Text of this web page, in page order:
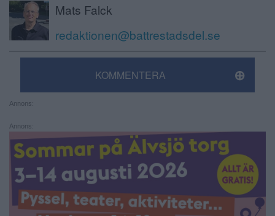
Mats Falck
redaktionen@battrestadsdel.se
KOMMENTERA
Annons:
Annons: